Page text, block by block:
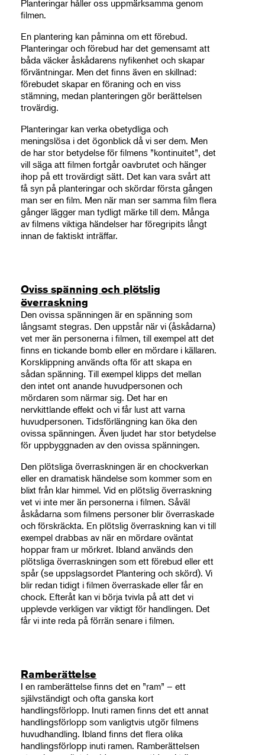
Planteringar håller oss uppmärksamma genom
filmen.
En plantering kan påminna om ett förebud.
Planteringar och förebud har det gemensamt att
båda väcker åskådarens nyfikenhet och skapar
förväntningar. Men det finns även en skillnad:
förebudet skapar en föraning och en viss
stämning, medan planteringen gör berättelsen
trovärdig.
Planteringar kan verka obetydliga och
meningslösa i det ögonblick då vi ser dem. Men
de har stor betydelse för filmens ”kontinuitet”, det
vill säga att filmen fortgår oavbrutet och hänger
ihop på ett trovärdigt sätt. Det kan vara svårt att
få syn på planteringar och skördar första gången
man ser en film. Men när man ser samma film flera
gånger lägger man tydligt märke till dem. Många
av filmens viktiga händelser har föregripits långt
innan de faktiskt inträffar.
Oviss spänning och plötslig
överraskning
Den ovissa spänningen är en spänning som
långsamt stegras. Den uppstår när vi (åskådarna)
vet mer än personerna i filmen, till exempel att det
finns en tickande bomb eller en mördare i källaren.
Korsklippning används ofta för att skapa en
sådan spänning. Till exempel klipps det mellan
den intet ont anande huvudpersonen och
mördaren som närmar sig. Det har en
nervkittlande effekt och vi får lust att varna
huvudpersonen. Tidsförlängning kan öka den
ovissa spänningen. Även ljudet har stor betydelse
för uppbyggnaden av den ovissa spänningen.
Den plötsliga överraskningen är en chockverkan
eller en dramatisk händelse som kommer som en
blixt från klar himmel. Vid en plötslig överraskning
vet vi inte mer än personerna i filmen. Såväl
åskådarna som filmens personer blir överraskade
och förskräckta. En plötslig överraskning kan vi till
exempel drabbas av när en mördare oväntat
hoppar fram ur mörkret. Ibland används den
plötsliga överraskningen som ett förebud eller ett
spår (se uppslagsordet Plantering och skörd). Vi
blir redan tidigt i filmen överraskade eller får en
chock. Efteråt kan vi börja tvivla på att det vi
upplevde verkligen var viktigt för handlingen. Det
får vi inte reda på förrän senare i filmen.
Ramberättelse
I en ramberättelse finns det en ”ram” – ett
självständigt och ofta ganska kort
handlingsförlopp. Inuti ramen finns det ett annat
handlingsförlopp som vanligtvis utgör filmens
huvudhandling. Ibland finns det flera olika
handlingsförlopp inuti ramen. Ramberättelsen